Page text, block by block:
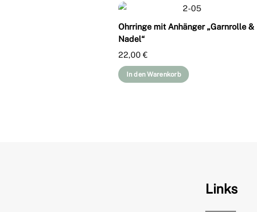
Ohrringe mit Anhänger „Garnrolle &
Nadel“
22,00€
In den Warenkorb
Links